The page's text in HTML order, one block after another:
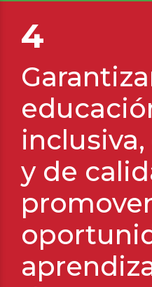
4
y de
promover
SJWP Aquae
Luz Rello